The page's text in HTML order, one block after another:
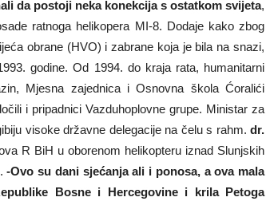
da postoji neka konekcija s ostatkom svijeta,
ratnoga helikopera MI-8. Dodaje kako zbog
obrane (HVO) i zabrane koja je bila na snazi,
godine. Od 1994. do kraja rata, humanitarni
Mjesna zajednica i Osnovna škola Ćoralići
i pripadnici Vazduhoplovne grupe. Ministar za
visoke državne delegacije na čelu s rahm.dr.
R BiH u oborenom helikopteru iznad Slunjskih
-Ovo su dani sjećanja ali i ponosa, a ova mala
Bosne i Hercegovine i krila Petoga